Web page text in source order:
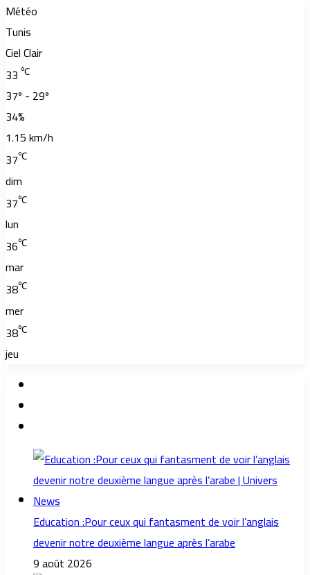
Météo
Tunis
Ciel Clair
33 ℃
37º - 29º
34%
1.15 km/h
37℃
dim
37℃
lun
36℃
mar
38℃
mer
38℃
jeu
Education :Pour ceux qui fantasment de voir l’anglais
devenir notre deuxième langue après l’arabe
9 août 2026